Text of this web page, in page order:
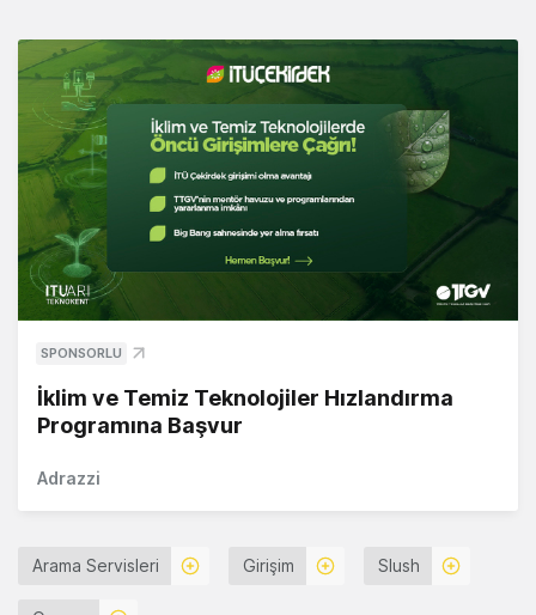
SPONSORLU
İklim ve Temiz Teknolojiler Hızlandırma
Programına Başvur
Adrazzi
Arama Servisleri Girişim Slush